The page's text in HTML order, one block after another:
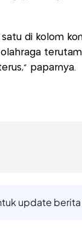
di kolom
paparnya.
update berita